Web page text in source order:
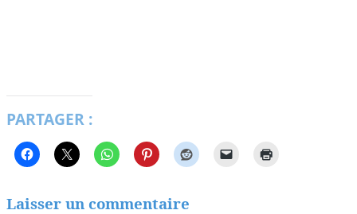
PARTAGER :
Laisser un commentaire